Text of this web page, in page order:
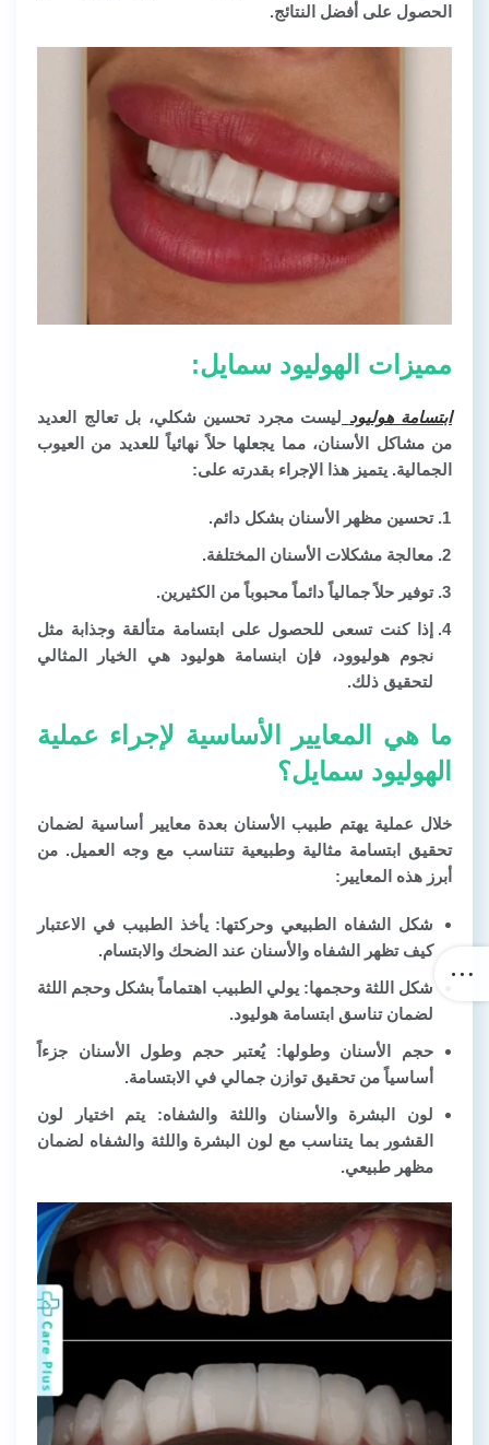
الحصول على أفضل النتائج.
مميزات الهوليود سمايل:
ابتسامة هوليود ليست مجرد تحسين شكلي، بل تعالج العديد
من مشاكل الأسنان، مما يجعلها حلاً نهائياً للعديد من العيوب
الجمالية. يتميز هذا الإجراء بقدرته على:
تحسين مظهر الأسنان بشكل دائم.
معالجة مشكلات الأسنان المختلفة.
توفير حلاً جمالياً دائماً محبوباً من الكثيرين.
إذا كنت تسعى للحصول على ابتسامة متألقة وجذابة مثل
نجوم هوليوود، فإن ابنسامة هوليود هي الخيار المثالي
لتحقيق ذلك.
ما هي المعايير الأساسية لإجراء عملية
الهوليود سمايل؟
خلال عملية يهتم طبيب الأسنان بعدة معايير أساسية لضمان
تحقيق ابتسامة مثالية وطبيعية تتناسب مع وجه العميل. من
أبرز هذه المعايير:
شكل الشفاه الطبيعي وحركتها: يأخذ الطبيب في الاعتبار
كيف تظهر الشفاه والأسنان عند الضحك والابتسام.
شكل اللثة وحجمها: يولي الطبيب اهتماماً بشكل وحجم اللثة
لضمان تناسق ابتسامة هوليود.
حجم الأسنان وطولها: يُعتبر حجم وطول الأسنان جزءاً
أساسياً من تحقيق توازن جمالي في الابتسامة.
لون البشرة والأسنان واللثة والشفاه: يتم اختيار لون
القشور بما يتناسب مع لون البشرة واللثة والشفاه لضمان
مظهر طبيعي.